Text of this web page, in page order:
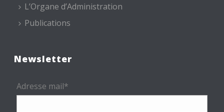
L’Organe d’Administration
Publications
Newsletter
Adresse mail*